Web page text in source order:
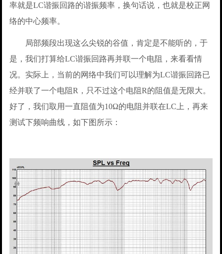
率就是LC谐振回路的谐振频率，换句话说，也就是校正网
络的中心频率。
局部频段出现这么尖锐的谷值，肯定是不能听的，于
是，我们打算给LC谐振回路再并联一个电阻，来看看情
况。实际上，当前的网络中我们可以理解为LC谐振回路已
经并联了一个电阻R，只不过这个电阻R的阻值是无限大。
好了，我们取用一直阻值为10Ω的电阻并联在LC上，再来
测试下频响曲线，如下图所示：